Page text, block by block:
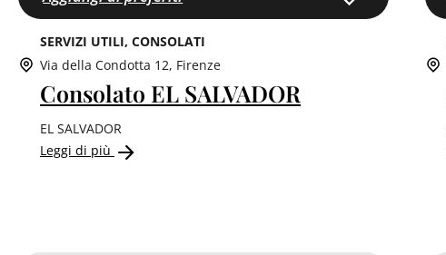
SERVIZI UTILI CONSOLATI
Via della Condotta 12, Firenze
Consolato EL SALVADOR
EL SALVADOR
Leggi di più